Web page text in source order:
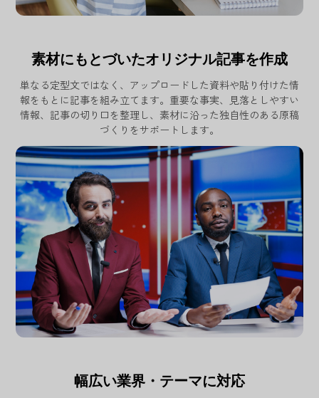
素材にもとづいたオリジナル記事を作成
単なる定型文ではなく、アップロードした資料や貼り付けた情
報をもとに記事を組み立てます。重要な事実、見落としやすい
情報、記事の切り口を整理し、素材に沿った独自性のある原稿
づくりをサポートします。
幅広い業界・テーマに対応